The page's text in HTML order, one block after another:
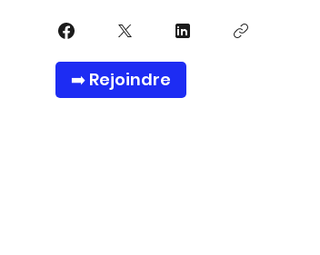
➡️ Rejoindre